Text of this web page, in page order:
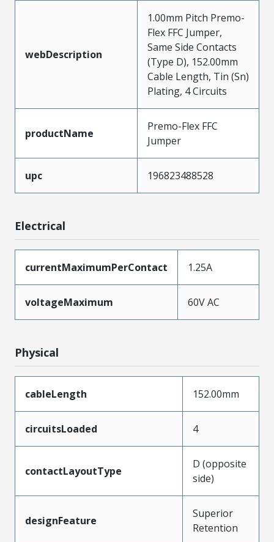
webDescription
1.00mm Pitch Premo-
Flex FFC Jumper,
Same Side Contacts
(Type D), 152.00mm
Cable Length, Tin (Sn)
Plating, 4 Circuits
productName
Premo-Flex FFC
Jumper
upc 196823488528
Electrical
currentMaximumPerContact 1.25A
voltageMaximum 60V AC
Physical
cableLength 152.00mm
circuitsLoaded 4
contactLayoutType
D (opposite
side)
designFeature
Superior
Retention